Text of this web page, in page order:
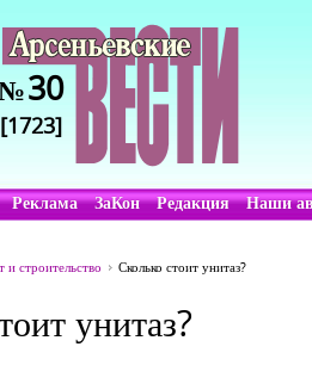
30
[1723]
Реклама ЗаКон Редакция Наши
и строительство Сколько стоит унитаз?
унитаз?